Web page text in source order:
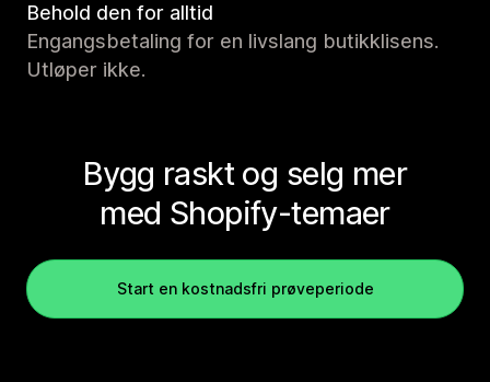
Behold den for alltid
Engangsbetaling for en livslang butikklisens.
Utløper ikke.
Bygg raskt og selg mer
med Shopify-temaer
Start en kostnadsfri prøveperiode